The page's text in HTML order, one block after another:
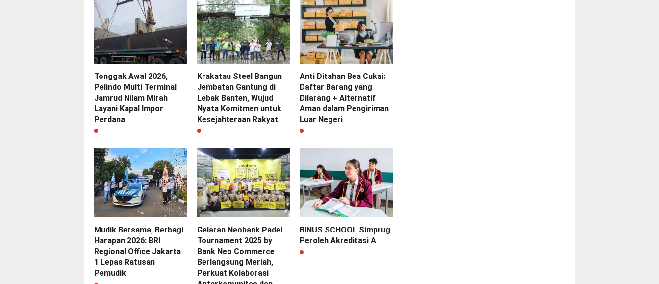
Tonggak Awal 2026,
Pelindo Multi Terminal
Jamrud Nilam Mirah
Layani Kapal Impor
Perdana
Krakatau Steel Bangun
Jembatan Gantung di
Lebak Banten, Wujud
Nyata Komitmen untuk
Kesejahteraan Rakyat
Anti Ditahan Bea Cukai:
Daftar Barang yang
Dilarang + Alternatif
Aman dalam Pengiriman
Luar Negeri
Mudik Bersama, Berbagi
Harapan 2026: BRI
Regional Office Jakarta
1 Lepas Ratusan
Pemudik
Gelaran Neobank Padel
Tournament 2025 by
Bank Neo Commerce
Berlangsung Meriah,
Perkuat Kolaborasi
BINUS SCHOOL Simprug
Peroleh Akreditasi A